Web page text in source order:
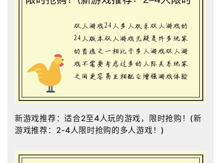
新游戏推荐：适合2至4人玩的游戏，限时抢购！(新
游戏推荐：2-4人限时抢购的多人游戏！)